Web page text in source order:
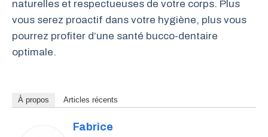
naturelles et respectueuses de votre corps. Plus
vous serez proactif dans votre hygiène, plus vous
pourrez profiter d’une santé bucco-dentaire
optimale.
À propos Articles récents
Fabrice